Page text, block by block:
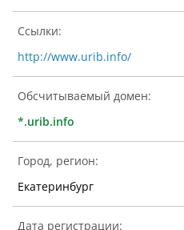
Ссылки:
http://www.urib.info/
Обсчитываемый домен:
*.urib.info
Город, регион:
Екатеринбург
Дата регистрации: